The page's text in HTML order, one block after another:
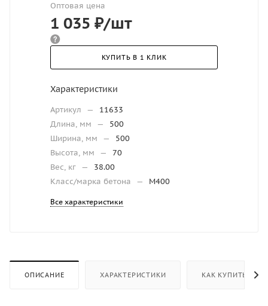
Оптовая цена
1 035 ₽/шт
КУПИТЬ В 1 КЛИК
Характеристики
Артикул —
11633
Длина, мм
—
500
Ширина, мм
—
500
Высота, мм
—
70
Вес, кг —
38.00
Класс/марка бетона
— М400
Все характеристики
ОПИСАНИЕ ХАРАКТЕРИСТИКИ КАК КУПИТЬ